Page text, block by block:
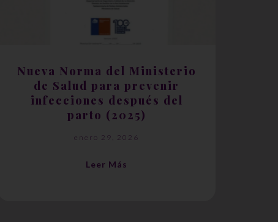
Nueva Norma del Ministerio
de Salud para prevenir
infecciones después del
parto (2025)
enero 29, 2026
Leer Más